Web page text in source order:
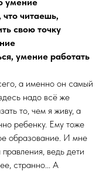
читаешь,
свою точку
умение работать
а именно он самый
надо всё же
то, чем я живу, а
ребенку. Ему тоже
образование. И мне
ведь дети
странно... А